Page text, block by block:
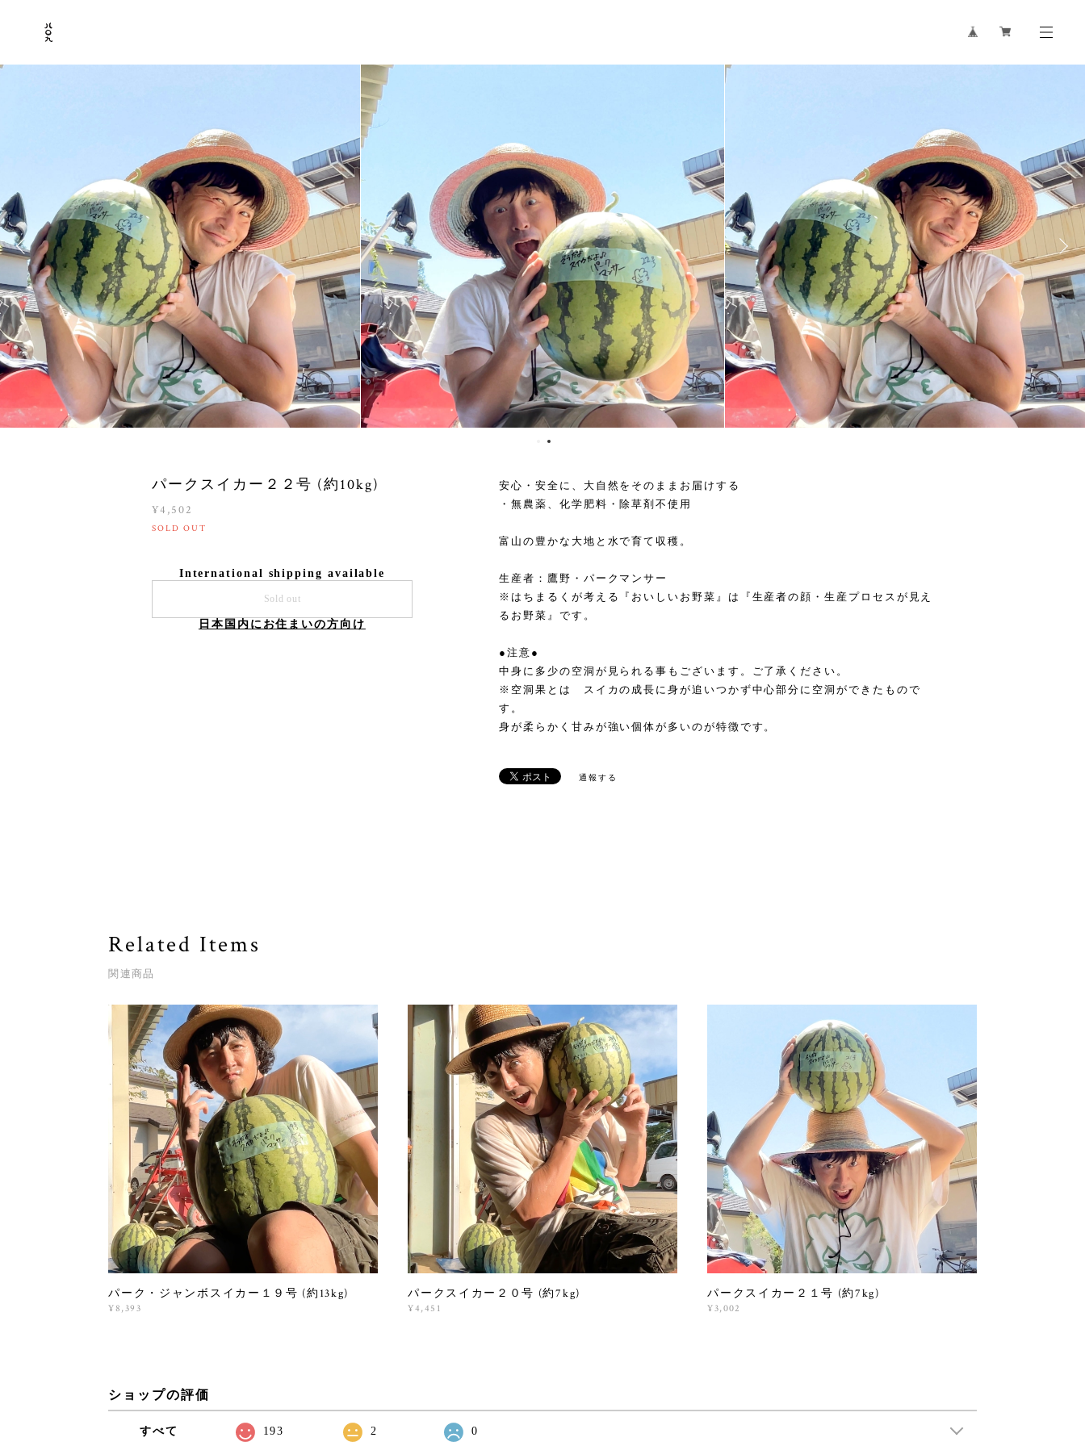
パークスイカー２２号 (約10kg)
¥4,502
SOLD OUT
International shipping available
Sold out
日本国内にお住まいの方向け
安心・安全に、大自然をそのままお届けする
・無農薬、化学肥料・除草剤不使用
富山の豊かな大地と水で育て収穫。
生産者：鷹野・パークマンサー
※はちまるくが考える『おいしいお野菜』は『生産者の顔・生産プロセスが見え
るお野菜』です。
●注意●
中身に多少の空洞が見られる事もございます。ご了承ください。
※空洞果とは スイカの成長に身が追いつかず中心部分に空洞ができたもので
す。
身が柔らかく甘みが強い個体が多いのが特徴です。
通報する
Related Items
関連商品
パーク・ジャンボスイカー１９号 (約13kg)
¥8,393
パークスイカー２０号 (約7kg)
¥4,451
パークスイカー２１号 (約7kg)
¥3,002
ショップの評価
すべて 193 2 0